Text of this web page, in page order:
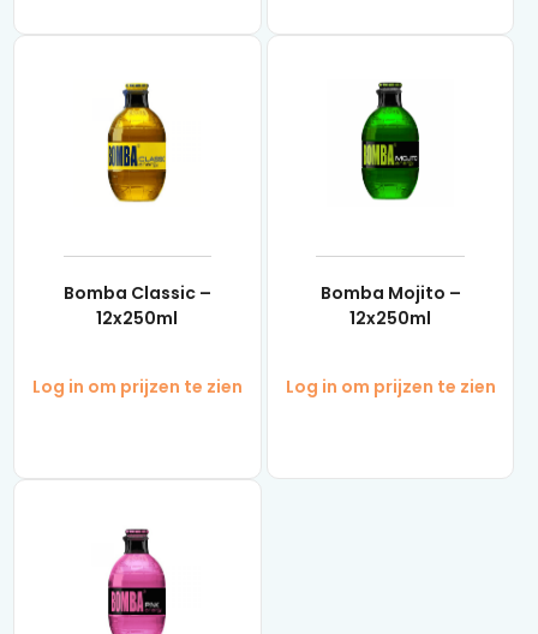
Bomba Classic –
12x250ml
Log in om prijzen te zien
Bomba Mojito –
12x250ml
Log in om prijzen te zien